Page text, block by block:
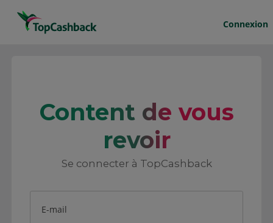
Connexion
Content de vous
revoir
Se connecter à TopCashback
E-mail